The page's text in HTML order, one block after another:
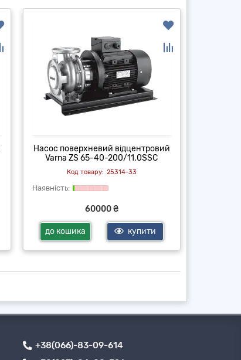
Насос поверхневий відцентровий
Varna ZS 65-40-200/11.0SSC
25314-33
60000 ₴
до кошика купити
+38(066)-83-09-614